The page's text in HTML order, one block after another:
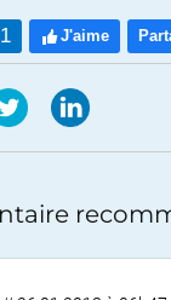
J'aime